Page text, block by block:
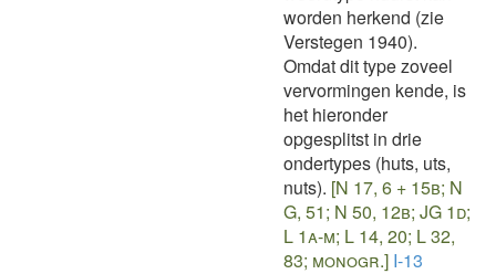
worden herkend (zie
Verstegen 1940).
Omdat dit type zoveel
vervormingen kende, is
het hieronder
opgesplitst in drie
ondertypes (huts, uts,
nuts). [N 17, 6 + 15b; N
G, 51; N 50, 12b; JG 1d;
L 1a-m; L 14, 20; L 32,
83; monogr.] I-13